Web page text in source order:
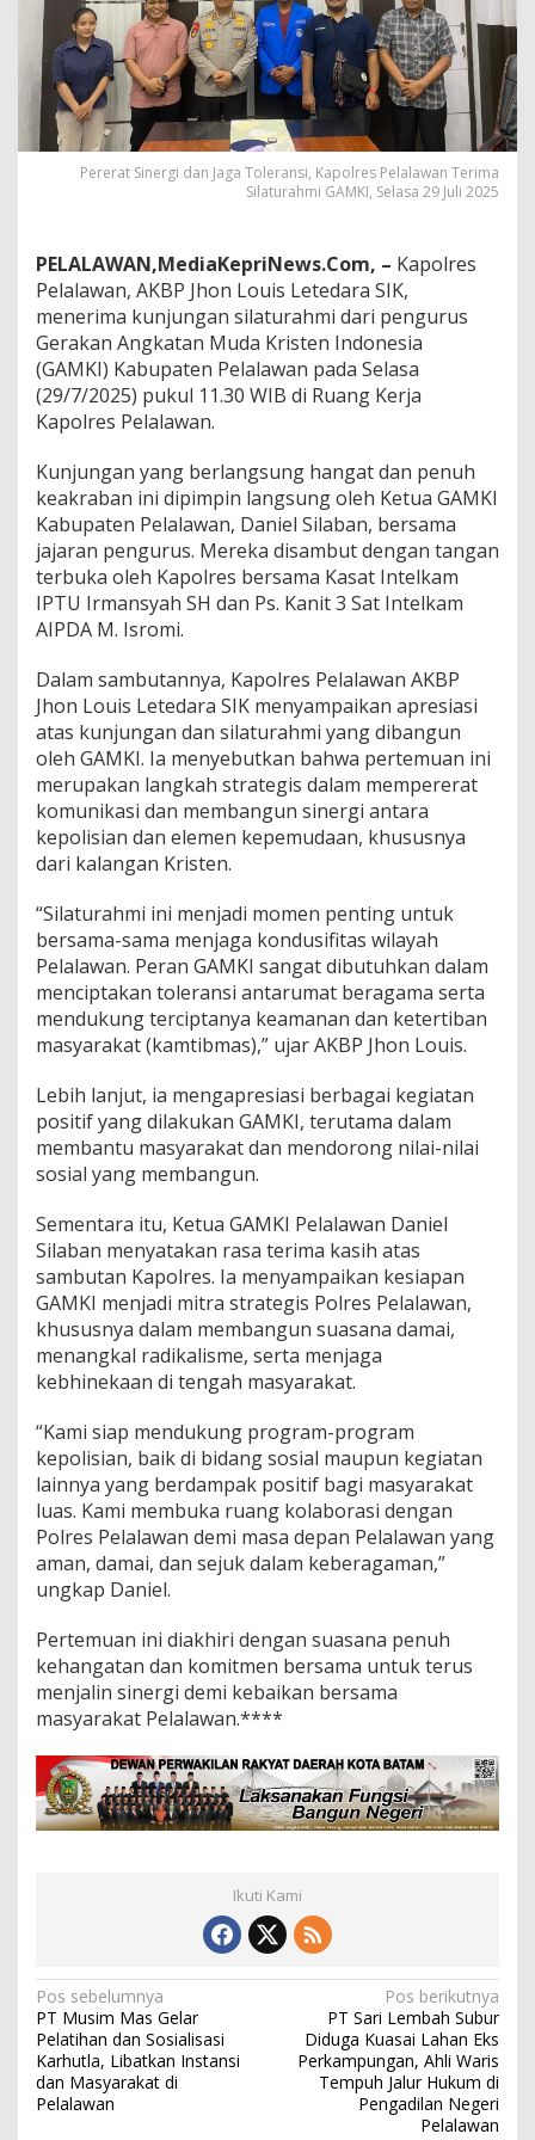
a
T
o
l
e
r
a
n
s
a
p
o
l
e
s
P
l
l
a
w
a
n
T
i
m
a
S
i
l
a
t
r
h
m
i
A
M
K
Pererat Sinergi dan Jaga Toleransi, Kapolres Pelalawan Terima
Silaturahmi GAMKI, Selasa 29 Juli 2025
PELALAWAN,MediaKepriNews.Com, – Kapolres
Pelalawan, AKBP Jhon Louis Letedara SIK,
menerima kunjungan silaturahmi dari pengurus
Gerakan Angkatan Muda Kristen Indonesia
(GAMKI) Kabupaten Pelalawan pada Selasa
(29/7/2025) pukul 11.30 WIB di Ruang Kerja
Kapolres Pelalawan.
Kunjungan yang berlangsung hangat dan penuh
keakraban ini dipimpin langsung oleh Ketua GAMKI
Kabupaten Pelalawan, Daniel Silaban, bersama
jajaran pengurus. Mereka disambut dengan tangan
terbuka oleh Kapolres bersama Kasat Intelkam
IPTU Irmansyah SH dan Ps. Kanit 3 Sat Intelkam
AIPDA M. Isromi.
Dalam sambutannya, Kapolres Pelalawan AKBP
Jhon Louis Letedara SIK menyampaikan apresiasi
atas kunjungan dan silaturahmi yang dibangun
oleh GAMKI. Ia menyebutkan bahwa pertemuan ini
merupakan langkah strategis dalam mempererat
komunikasi dan membangun sinergi antara
kepolisian dan elemen kepemudaan, khususnya
dari kalangan Kristen.
“Silaturahmi ini menjadi momen penting untuk
bersama-sama menjaga kondusifitas wilayah
Pelalawan. Peran GAMKI sangat dibutuhkan dalam
menciptakan toleransi antarumat beragama serta
mendukung terciptanya keamanan dan ketertiban
masyarakat (kamtibmas),” ujar AKBP Jhon Louis.
Lebih lanjut, ia mengapresiasi berbagai kegiatan
positif yang dilakukan GAMKI, terutama dalam
membantu masyarakat dan mendorong nilai-nilai
sosial yang membangun.
Sementara itu, Ketua GAMKI Pelalawan Daniel
Silaban menyatakan rasa terima kasih atas
sambutan Kapolres. Ia menyampaikan kesiapan
GAMKI menjadi mitra strategis Polres Pelalawan,
khususnya dalam membangun suasana damai,
menangkal radikalisme, serta menjaga
kebhinekaan di tengah masyarakat.
“Kami siap mendukung program-program
kepolisian, baik di bidang sosial maupun kegiatan
lainnya yang berdampak positif bagi masyarakat
luas. Kami membuka ruang kolaborasi dengan
Polres Pelalawan demi masa depan Pelalawan yang
aman, damai, dan sejuk dalam keberagaman,”
ungkap Daniel.
Pertemuan ini diakhiri dengan suasana penuh
kehangatan dan komitmen bersama untuk terus
menjalin sinergi demi kebaikan bersama
masyarakat Pelalawan.****
Ikuti Kami
N
a
v
i
Pos sebelumnya
PT Musim Mas Gelar
Pelatihan dan Sosialisasi
Karhutla, Libatkan Instansi
dan Masyarakat di
Pelalawan
Pos berikutnya
PT Sari Lembah Subur
Diduga Kuasai Lahan Eks
Perkampungan, Ahli Waris
Tempuh Jalur Hukum di
Pengadilan Negeri
Pelalawan